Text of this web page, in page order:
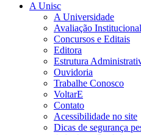
A Unisc
A Universidade
Avaliação Institucional
Concursos e Editais
Editora
Estrutura
Ouvidoria
Trabalhe Conosco
VoltarE
Contato
Acessibilidade no site
Dicas de segurança